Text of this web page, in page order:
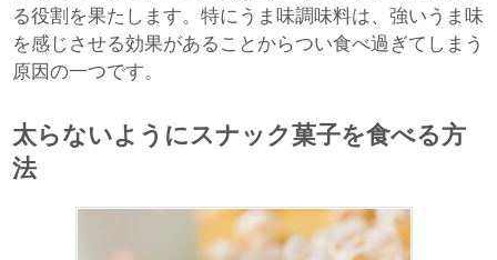
る役割を果たします。特にうま味調味料は、強いうま味
を感じさせる効果があることからつい食べ過ぎてしまう
原因の一つです。
太らないようにスナック菓子を食べる方
法